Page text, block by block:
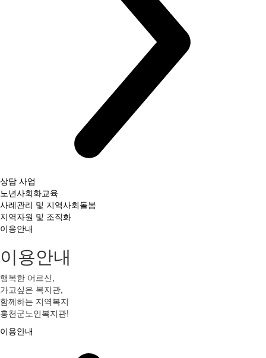
상담 사업
노년사회화교육
사례관리 및 지역사회돌봄
지역자원 및 조직화
이용안내
이용안내
행복한 어르신,
가고싶은 복지관,
함께하는 지역복지
홍천군노인복지관!
이용안내